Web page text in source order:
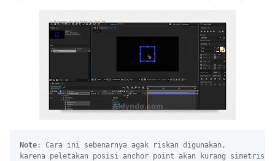
Note : Cara ini sebenarnya agak riskan digunakan,
karena peletakan posisi anchor point akan kurang simetris.